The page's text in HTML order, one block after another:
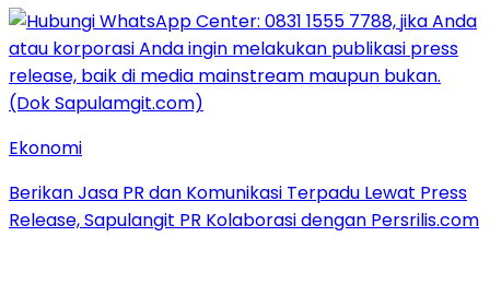
Ekonomi
Berikan Jasa PR dan Komunikasi Terpadu Lewat Press
Release, Sapulangit PR Kolaborasi dengan Persrilis.com